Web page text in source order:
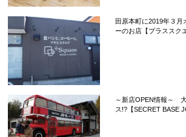
田原本町に2019年３月
ーのお店【プラススク
～新店OPEN情報～
ス!?【SECRET BASE